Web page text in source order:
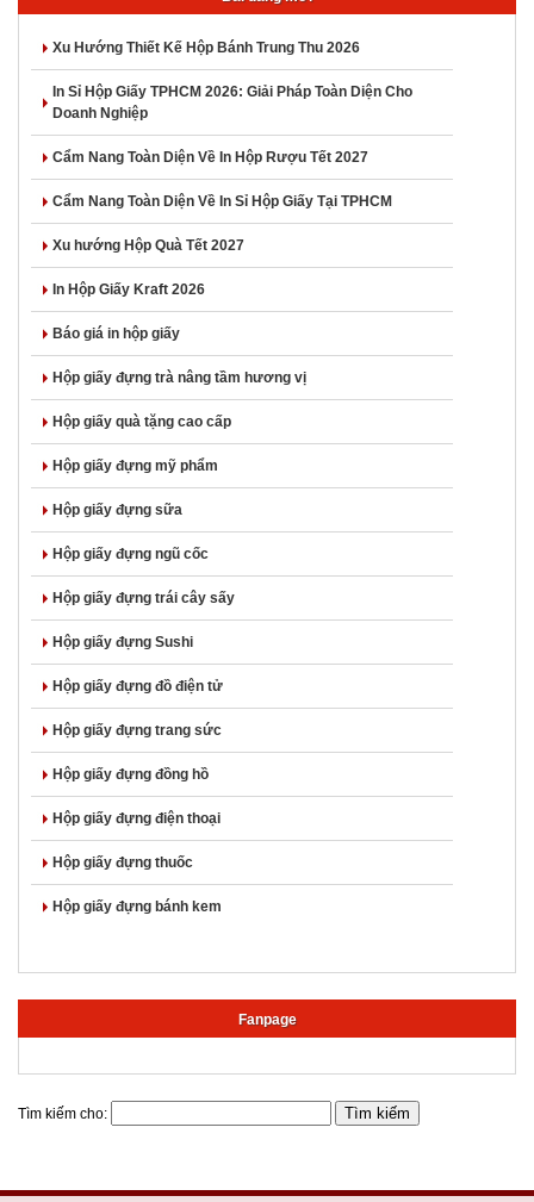
Xu Hướng Thiết Kế Hộp Bánh Trung Thu 2026
In Sỉ Hộp Giấy TPHCM 2026: Giải Pháp Toàn Diện Cho
Doanh Nghiệp
Cẩm Nang Toàn Diện Về In Hộp Rượu Tết 2027
Cẩm Nang Toàn Diện Về In Sỉ Hộp Giấy Tại TPHCM
Xu hướng Hộp Quà Tết 2027
In Hộp Giấy Kraft 2026
Báo giá in hộp giấy
Hộp giấy đựng trà nâng tầm hương vị
Hộp giấy quà tặng cao cấp
Hộp giấy đựng mỹ phẩm
Hộp giấy đựng sữa
Hộp giấy đựng ngũ cốc
Hộp giấy đựng trái cây sấy
Hộp giấy đựng Sushi
Hộp giấy đựng đồ điện tử
Hộp giấy đựng trang sức
Hộp giấy đựng đồng hồ
Hộp giấy đựng điện thoại
Hộp giấy đựng thuốc
Hộp giấy đựng bánh kem
Fanpage
Tìm kiếm cho: